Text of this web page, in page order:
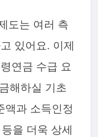
도는 여러 측
있어요. 이제
연금 수급 요
해하실 기초
액과 소득인정
을 더욱 상세